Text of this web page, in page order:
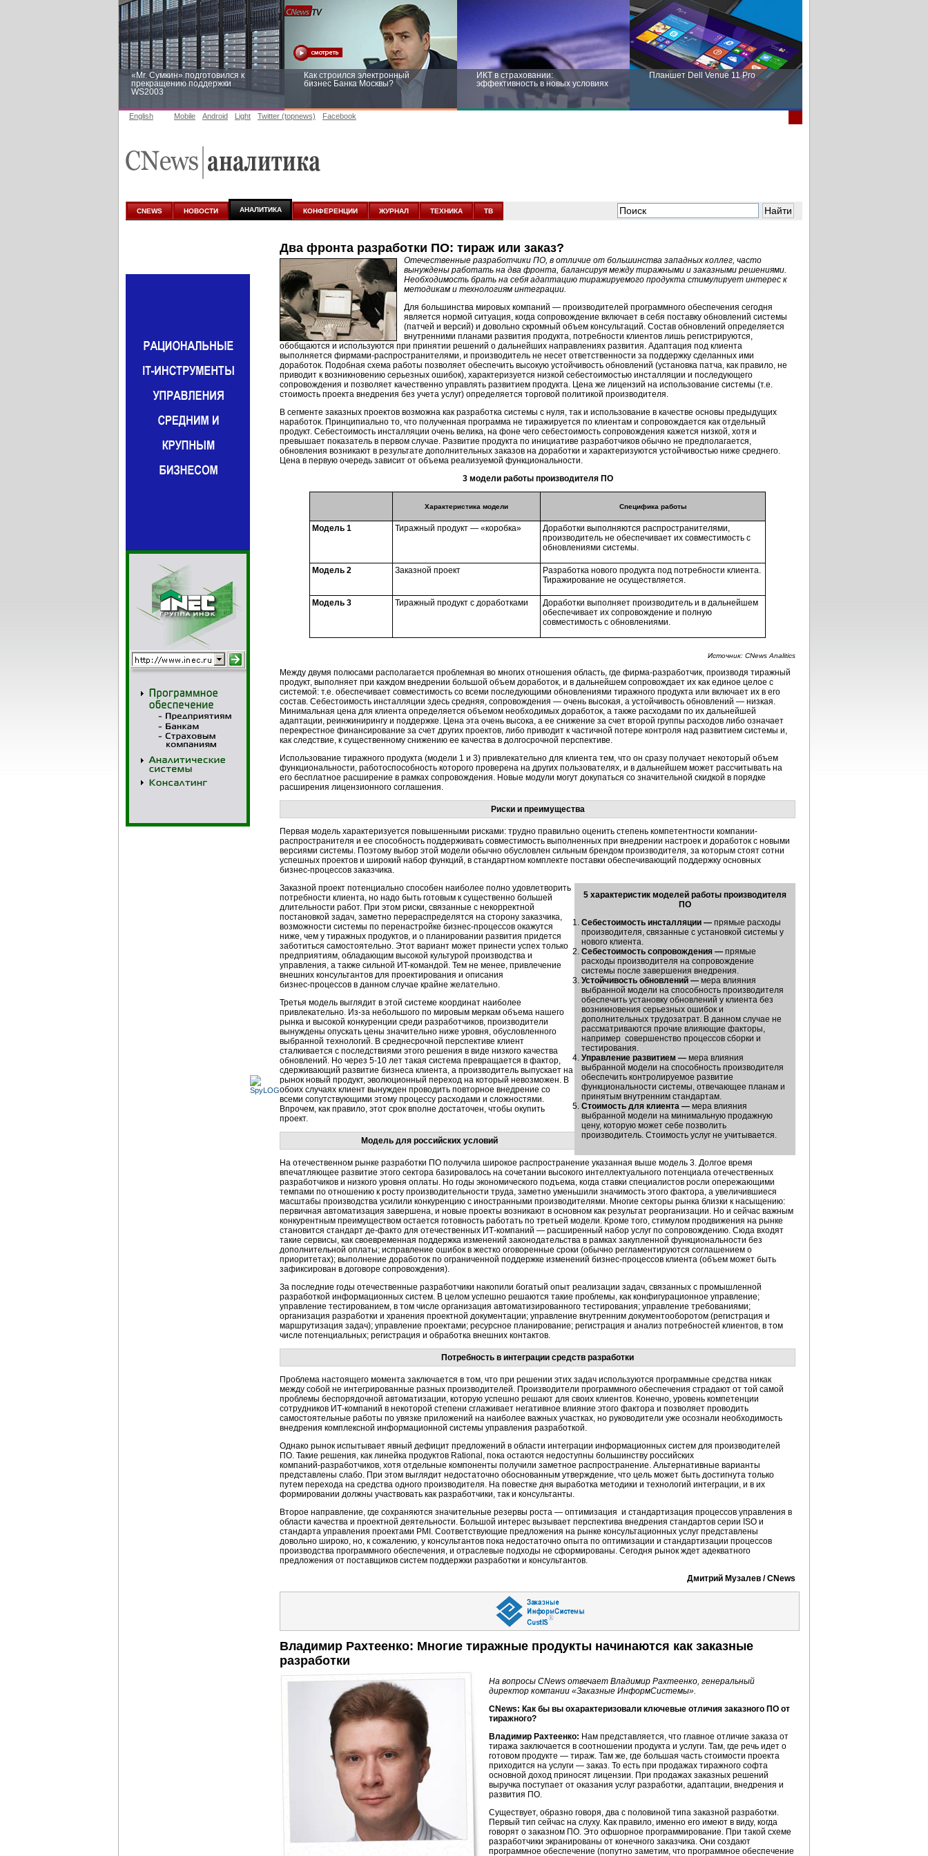
«Mr. Сумкин» подготовился к
прекращению поддержки
WS2003
Как строился электронный
бизнес Банка Москвы?
ИКТ в страховании:
эффективность в новых условиях
Планшет Dell Venue 11 Pro
аналитике
новых условиях
English Mobile Android Light Twitter (topnews) Facebook
CNEWS НОВОСТИ АНАЛИТИКА КОНФЕРЕНЦИИ ЖУРНАЛ ТЕХНИКА ТВ
Два фронта разработки ПО: тираж или заказ?
Отечественные разработчики ПО, в отличие от большинства западных коллег, часто
вынуждены работать на два фронта, балансируя между тиражными и заказными решениями.
Необходимость брать на себя адаптацию тиражируемого продукта стимулирует интерес к
методикам и технологиям интеграции.
Для большинства мировых компаний — производителей программного обеспечения сегодня
является нормой ситуация, когда сопровождение включает в себя поставку обновлений системы
(патчей и версий) и довольно скромный объем консультаций. Состав обновлений определяется
внутренними планами развития продукта, потребности клиентов лишь регистрируются,
обобщаются и используются при принятии решений о дальнейших направлениях развития. Адаптация под клиента
выполняется фирмами-распространителями, и производитель не несет ответственности за поддержку сделанных ими
доработок. Подобная схема работы позволяет обеспечить высокую устойчивость обновлений (установка патча, как правило, не
приводит к возникновению серьезных ошибок), характеризуется низкой себестоимостью инсталляции и последующего
сопровождения и позволяет качественно управлять развитием продукта. Цена же лицензий на использование системы (т.е.
стоимость проекта внедрения без учета услуг) определяется торговой политикой производителя.
В сегменте заказных проектов возможна как разработка системы с нуля, так и использование в качестве основы предыдущих
наработок. Принципиально то, что полученная программа не тиражируется по клиентам и сопровождается как отдельный
продукт. Себестоимость инсталляции очень велика, на фоне чего себестоимость сопровождения кажется низкой, хотя и
превышает показатель в первом случае. Развитие продукта по инициативе разработчиков обычно не предполагается,
обновления возникают в результате дополнительных заказов на доработки и характеризуются устойчивостью ниже среднего.
Цена в первую очередь зависит от объема реализуемой функциональности.
3 модели работы производителя ПО
Характеристика модели Специфика работы
Модель 1 Тиражный продукт — «коробка»
Доработки выполняются распространителями,
производитель не обеспечивает их совместимость с
обновлениями системы.
Модель 2 Заказной проект
Разработка нового продукта под потребности клиента.
Тиражирование не осуществляется.
Модель 3 Тиражный продукт с доработками
Доработки выполняет производитель и в дальнейшем
обеспечивает их сопровождение и полную
совместимость с обновлениями.
Источник: CNews Analitics
Между двумя полюсами располагается проблемная во многих отношения область, где фирма-разработчик, производя тиражный
продукт, выполняет при каждом внедрении большой объем доработок, и в дальнейшем сопровождает их как единое целое с
системой: т.е. обеспечивает совместимость со всеми последующими обновлениями тиражного продукта или включает их в его
состав. Себестоимость инсталляции здесь средняя, сопровождения — очень высокая, а устойчивость обновлений — низкая.
Минимальная цена для клиента определяется объемом необходимых доработок, а также расходами по их дальнейшей
адаптации, реинжинирингу и поддержке. Цена эта очень высока, а ее снижение за счет второй группы расходов либо означает
перекрестное финансирование за счет других проектов, либо приводит к частичной потере контроля над развитием системы и,
как следствие, к существенному снижению ее качества в долгосрочной перспективе.
Использование тиражного продукта (модели 1 и 3) привлекательно для клиента тем, что он сразу получает некоторый объем
функциональности, работоспособность которого проверена на других пользователях, и в дальнейшем может рассчитывать на
его бесплатное расширение в рамках сопровождения. Новые модули могут докупаться со значительной скидкой в порядке
расширения лицензионного соглашения.
Риски и преимущества
Первая модель характеризуется повышенными рисками: трудно правильно оценить степень компетентности компании-
распространителя и ее способность поддерживать совместимость выполненных при внедрении настроек и доработок с новыми
версиями системы. Поэтому выбор этой модели обычно обусловлен сильным брендом производителя, за которым стоят сотни
успешных проектов и широкий набор функций, в стандартном комплекте поставки обеспечивающий поддержку основных
бизнес-процессов заказчика.
5 характеристик моделей работы производителя
ПО
Себестоимость инсталляции — прямые расходы
производителя, связанные с установкой системы у
нового клиента.
Себестоимость сопровождения — прямые
расходы производителя на сопровождение
системы после завершения внедрения.
Устойчивость обновлений — мера влияния
выбранной модели на способность производителя
обеспечить установку обновлений у клиента без
возникновения серьезных ошибок и
дополнительных трудозатрат. В данном случае не
рассматриваются прочие влияющие факторы,
например совершенство процессов сборки и
тестирования.
Управление развитием — мера влияния
выбранной модели на способность производителя
обеспечить контролируемое развитие
функциональности системы, отвечающее планам и
принятым внутренним стандартам.
Стоимость для клиента — мера влияния
выбранной модели на минимальную продажную
цену, которую может себе позволить
производитель. Стоимость услуг не учитывается.
Заказной проект потенциально способен наиболее полно удовлетворить
потребности клиента, но надо быть готовым к существенно большей
длительности работ. При этом риски, связанные с некорректной
постановкой задач, заметно перераспределятся на сторону заказчика,
возможности системы по перенастройке бизнес-процессов окажутся
ниже, чем у тиражных продуктов, и о планировании развития придется
заботиться самостоятельно. Этот вариант может принести успех только
предприятиям, обладающим высокой культурой производства и
управления, а также сильной ИT-командой. Тем не менее, привлечение
внешних консультантов для проектирования и описания
бизнес-процессов в данном случае крайне желательно.
Третья модель выглядит в этой системе координат наиболее
привлекательно. Из-за небольшого по мировым меркам объема нашего
рынка и высокой конкуренции среди разработчиков, производители
вынуждены опускать цены значительно ниже уровня, обусловленного
выбранной технологий. В среднесрочной перспективе клиент
сталкивается с последствиями этого решения в виде низкого качества
обновлений. Но через 5-10 лет такая система превращается в фактор,
сдерживающий развитие бизнеса клиента, а производитель выпускает на
рынок новый продукт, эволюционный переход на который невозможен. В
обоих случаях клиент вынужден проводить повторное внедрение со
всеми сопутствующими этому процессу расходами и сложностями.
Впрочем, как правило, этот срок вполне достаточен, чтобы окупить
проект.
Модель для российских условий
На отечественном рынке разработки ПО получила широкое распространение указанная выше модель 3. Долгое время
впечатляющее развитие этого сектора базировалось на сочетании высокого интеллектуального потенциала отечественных
разработчиков и низкого уровня оплаты. Но годы экономического подъема, когда ставки специалистов росли опережающими
темпами по отношению к росту производительности труда, заметно уменьшили значимость этого фактора, а увеличившиеся
масштабы производства усилили конкуренцию с иностранными производителями. Многие секторы рынка близки к насыщению:
первичная автоматизация завершена, и новые проекты возникают в основном как результат реорганизации. Но и сейчас важным
конкурентным преимуществом остается готовность работать по третьей модели. Кроме того, стимулом продвижения на рынке
становится стандарт де-факто для отечественных ИТ-компаний — расширенный набор услуг по сопровождению. Сюда входят
такие сервисы, как своевременная поддержка изменений законодательства в рамках закупленной функциональности без
дополнительной оплаты; исправление ошибок в жестко оговоренные сроки (обычно регламентируются соглашением о
приоритетах); выполнение доработок по ограниченной поддержке изменений бизнес-процессов клиента (объем может быть
зафиксирован в договоре сопровождения).
За последние годы отечественные разработчики накопили богатый опыт реализации задач, связанных с промышленной
разработкой информационных систем. В целом успешно решаются такие проблемы, как конфигурационное управление;
управление тестированием, в том числе организация автоматизированного тестирования; управление требованиями;
организация разработки и хранения проектной документации; управление внутренним документооборотом (регистрация и
маршрутизация задач); управление проектами; ресурсное планирование; регистрация и анализ потребностей клиентов, в том
числе потенциальных; регистрация и обработка внешних контактов.
Потребность в интеграции средств разработки
Проблема настоящего момента заключается в том, что при решении этих задач используются программные средства никак
между собой не интегрированные разных производителей. Производители программного обеспечения страдают от той самой
проблемы беспорядочной автоматизации, которую успешно решают для своих клиентов. Конечно, уровень компетенции
сотрудников ИТ-компаний в некоторой степени сглаживает негативное влияние этого фактора и позволяет проводить
самостоятельные работы по увязке приложений на наиболее важных участках, но руководители уже осознали необходимость
внедрения комплексной информационной системы управления разработкой.
Однако рынок испытывает явный дефицит предложений в области интеграции информационных систем для производителей
ПО. Такие решения, как линейка продуктов Rational, пока остаются недоступны большинству российских
компаний-разработчиков, хотя отдельные компоненты получили заметное распространение. Альтернативные варианты
представлены слабо. При этом выглядит недостаточно обоснованным утверждение, что цель может быть достигнута только
путем перехода на средства одного производителя. На повестке дня выработка методики и технологий интеграции, и в их
формировании должны участвовать как разработчики, так и консультанты.
Второе направление, где сохраняются значительные резервы роста — оптимизация и стандартизация процессов управления в
области качества и проектной деятельности. Большой интерес вызывает перспектива внедрения стандартов серии ISO и
стандарта управления проектами PMI. Соответствующие предложения на рынке консультационных услуг представлены
довольно широко, но, к сожалению, у консультантов пока недостаточно опыта по оптимизации и стандартизации процессов
производства программного обеспечения, и отраслевые подходы не сформированы. Сегодня рынок ждет адекватного
предложения от поставщиков систем поддержки разработки и консультантов.
Дмитрий Музалев / CNews
Владимир Рахтеенко: Многие тиражные продукты начинаются как заказные
разработки
На вопросы CNews отвечает Владимир Рахтеенко, генеральный
директор компании «Заказные ИнформСистемы».
CNews: Как бы вы охарактеризовали ключевые отличия заказного ПО от
тиражного?
Владимир Рахтеенко: Нам представляется, что главное отличие заказа от
тиража заключается в соотношении продукта и услуги. Там, где речь идет о
готовом продукте — тираж. Там же, где большая часть стоимости проекта
приходится на услуги — заказ. То есть при продажах тиражного софта
основной доход приносят лицензии. При продажах заказных решений
выручка поступает от оказания услуг разработки, адаптации, внедрения и
развития ПО.
Существует, образно говоря, два с половиной типа заказной разработки.
Первый тип сейчас на слуху. Как правило, именно его имеют в виду, когда
говорят о заказном ПО. Это офшорное программирование. При такой схеме
разработчики экранированы от конечного заказчика. Они создают
программное обеспечение (попутно заметим, что программное обеспечение